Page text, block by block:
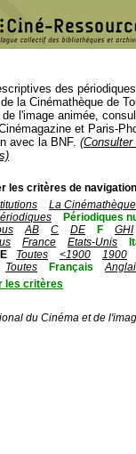
des
la Cinémathèque de
l'image animée,
et Paris-
avec la BNF.
les critères de
La
Périodiques
AB C DE F
GHI
France Etats-Unis
Toutes <1900
1900
Toutes Français
les critères
du Cinéma et de